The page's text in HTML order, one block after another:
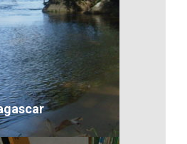
filets de pêche à